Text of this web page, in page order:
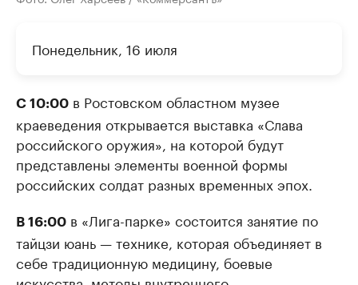
Понедельник, 16 июля
С 10:00 в Ростовском областном музее
краеведения открывается выставка «Слава
российского оружия», на которой будут
представлены элементы военной формы
российских солдат разных временных эпох.
В 16:00 в «Лига-парке» состоится занятие по
тайцзи юань — технике, которая объединяет в
себе традиционную медицину, боевые